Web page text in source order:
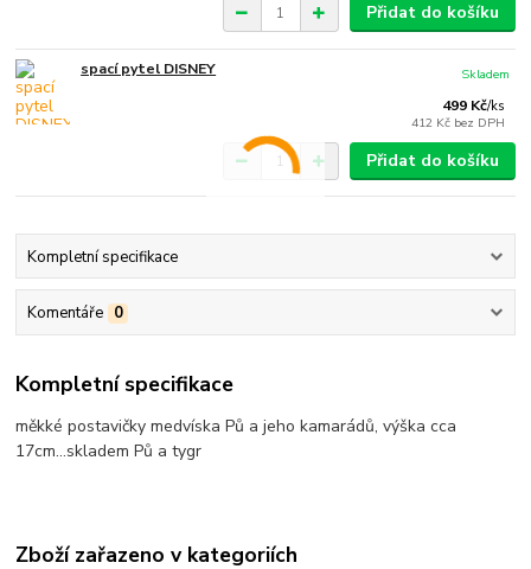
Přidat do košíku
spací pytel DISNEY
499 Kč/ks
412 Kč bez DPH
Skladem
Přidat do košíku
Kompletní specifikace
Komentáře 0
Kompletní specifikace
měkké postavičky medvíska Pů a jeho kamarádů, výška cca
17cm...skladem Pů a tygr
Zboží zařazeno v kategoriích